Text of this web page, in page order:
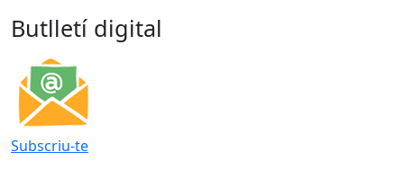
Butlletí digital
Subscriu-te